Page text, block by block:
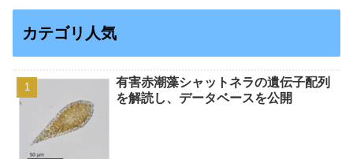
カテゴリ人気
有害赤潮藻シャットネラの遺伝子配列
を解読し、データベースを公開